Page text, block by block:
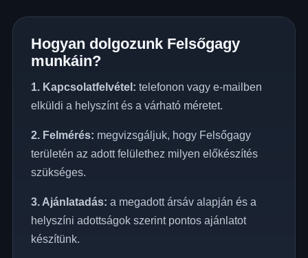
Hogyan dolgozunk Felsőgagy
munkáin?
1. Kapcsolatfelvétel: telefonon vagy e-mailben
elküldi a helyszínt és a várható méretet.
2. Felmérés: megvizsgáljuk, hogy Felsőgagy
területén az adott felülethez milyen előkészítés
szükséges.
3. Ajánlatadás: a megadott ársáv alapján és a
helyszíni adottságok szerint pontos ajánlatot
készítünk.